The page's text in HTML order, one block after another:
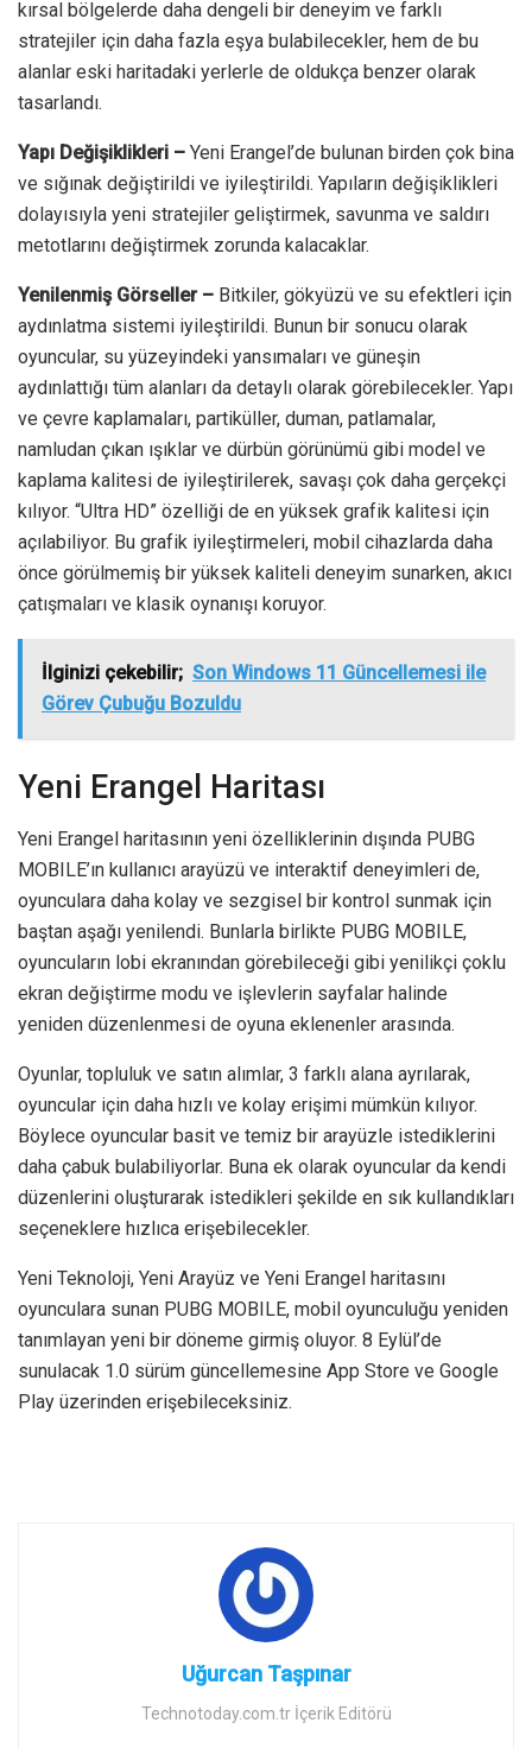
kırsal bölgelerde daha dengeli bir deneyim ve farklı
stratejiler için daha fazla eşya bulabilecekler, hem de bu
alanlar eski haritadaki yerlerle de oldukça benzer olarak
tasarlandı.
Yapı Değişiklikleri – Yeni Erangel’de bulunan birden çok bina
ve sığınak değiştirildi ve iyileştirildi. Yapıların değişiklikleri
dolayısıyla yeni stratejiler geliştirmek, savunma ve saldırı
metotlarını değiştirmek zorunda kalacaklar.
Yenilenmiş Görseller – Bitkiler, gökyüzü ve su efektleri için
aydınlatma sistemi iyileştirildi. Bunun bir sonucu olarak
oyuncular, su yüzeyindeki yansımaları ve güneşin
aydınlattığı tüm alanları da detaylı olarak görebilecekler. Yapı
ve çevre kaplamaları, partiküller, duman, patlamalar,
namludan çıkan ışıklar ve dürbün görünümü gibi model ve
kaplama kalitesi de iyileştirilerek, savaşı çok daha gerçekçi
kılıyor. “Ultra HD” özelliği de en yüksek grafik kalitesi için
açılabiliyor. Bu grafik iyileştirmeleri, mobil cihazlarda daha
önce görülmemiş bir yüksek kaliteli deneyim sunarken, akıcı
çatışmaları ve klasik oynanışı koruyor.
İlginizi çekebilir; Son Windows 11 Güncellemesi ile
Görev Çubuğu Bozuldu
Yeni Erangel Haritası
Yeni Erangel haritasının yeni özelliklerinin dışında PUBG
MOBILE’ın kullanıcı arayüzü ve interaktif deneyimleri de,
oyunculara daha kolay ve sezgisel bir kontrol sunmak için
baştan aşağı yenilendi. Bunlarla birlikte PUBG MOBILE,
oyuncuların lobi ekranından görebileceği gibi yenilikçi çoklu
ekran değiştirme modu ve işlevlerin sayfalar halinde
yeniden düzenlenmesi de oyuna eklenenler arasında.
Oyunlar, topluluk ve satın alımlar, 3 farklı alana ayrılarak,
oyuncular için daha hızlı ve kolay erişimi mümkün kılıyor.
Böylece oyuncular basit ve temiz bir arayüzle istediklerini
daha çabuk bulabiliyorlar. Buna ek olarak oyuncular da kendi
düzenlerini oluşturarak istedikleri şekilde en sık kullandıkları
seçeneklere hızlıca erişebilecekler.
Yeni Teknoloji, Yeni Arayüz ve Yeni Erangel haritasını
oyunculara sunan PUBG MOBILE, mobil oyunculuğu yeniden
tanımlayan yeni bir döneme girmiş oluyor. 8 Eylül’de
sunulacak 1.0 sürüm güncellemesine App Store ve Google
Play üzerinden erişebileceksiniz.
Uğurcan Taşpınar
Technotoday.com.tr İçerik Editörü